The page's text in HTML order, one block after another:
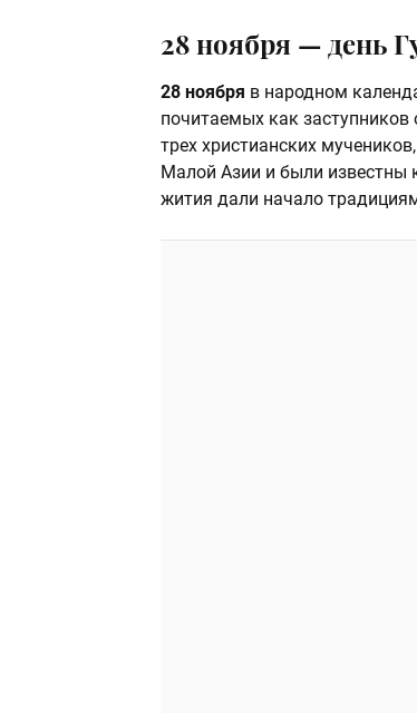
28 ноября — день
28 ноября в народном
почитаемых как
трех христианских
Малой Азии и были известны
жития дали начало